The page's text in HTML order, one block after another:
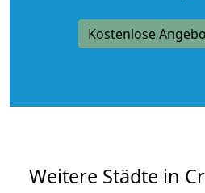
Kostenlose
Weitere Städte in